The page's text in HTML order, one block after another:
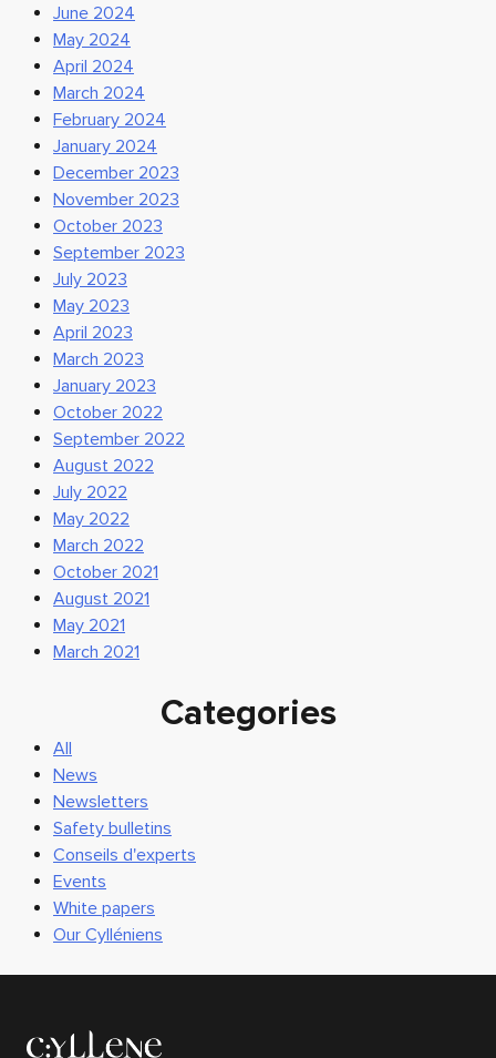
June 2024
May 2024
April 2024
March 2024
February 2024
January 2024
December 2023
November 2023
October 2023
September 2023
July 2023
May 2023
April 2023
March 2023
January 2023
October 2022
September 2022
August 2022
July 2022
May 2022
March 2022
October 2021
August 2021
May 2021
March 2021
Categories
All
News
Newsletters
Safety bulletins
Conseils d'experts
Events
White papers
Our Cylléniens